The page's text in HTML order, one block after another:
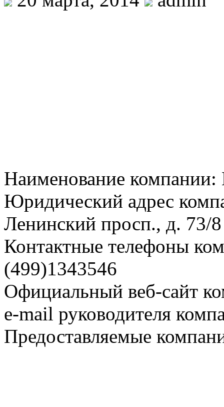
Наименование
Юридический адрес
Ленинский просп., д. 73/8
Контактные телефоны
(499)1343546
Официальный веб-сайт
e-mail руководителя
Предоставляемые